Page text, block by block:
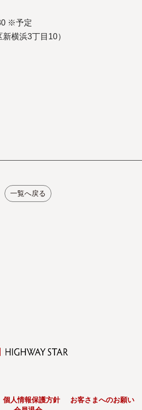
※予定
横浜3丁目10）
一覧へ戻る
個人情報保護方針 お客さまへのお願い